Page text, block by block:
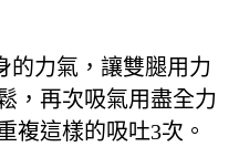
的力氣，讓雙腿用力
，再次吸氣用盡全力
複這樣的吸吐3次。